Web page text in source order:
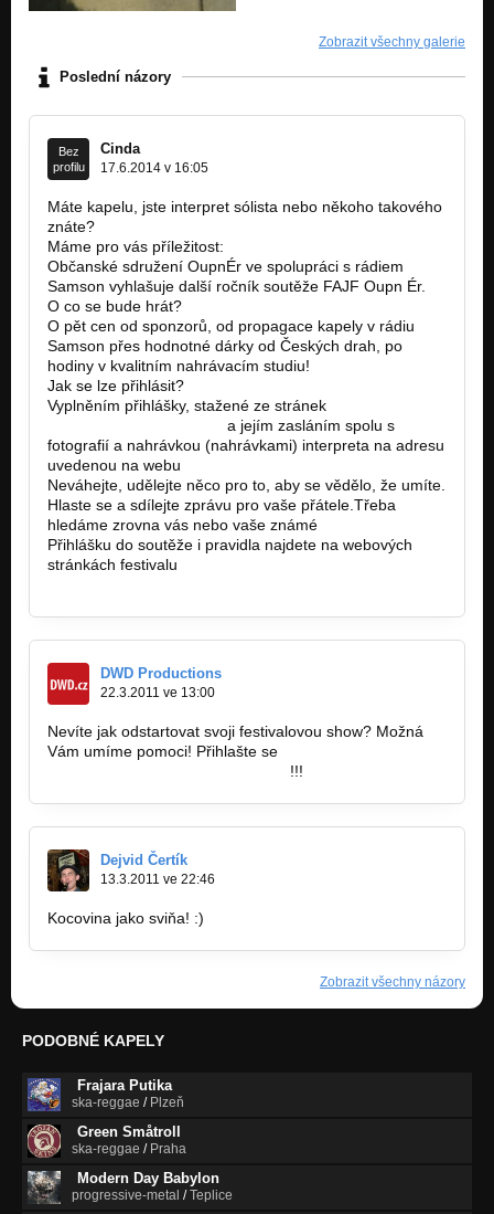
Zobrazit všechny galerie
Poslední názory
Bez
profilu
Cinda
17.6.2014 v 16:05
Máte kapelu, jste interpret sólista nebo někoho takového
znáte?
Máme pro vás příležitost:
Občanské sdružení OupnÉr ve spolupráci s rádiem
Samson vyhlašuje další ročník soutěže FAJF Oupn Ér.
O co se bude hrát?
O pět cen od sponzorů, od propagace kapely v rádiu
Samson přes hodnotné dárky od Českých drah, po
hodiny v kvalitním nahrávacím studiu!
Jak se lze přihlásit?
Vyplněním přihlášky, stažené ze stránek
a jejím zasláním spolu s
fotografií a nahrávkou (nahrávkami) interpreta na adresu
uvedenou na webu
Neváhejte, udělejte něco pro to, aby se vědělo, že umíte.
Hlaste se a sdílejte zprávu pro vaše přátele.Třeba
hledáme zrovna vás nebo vaše známé
Přihlášku do soutěže i pravidla najdete na webových
stránkách festivalu
DWD Productions
22.3.2011 ve 13:00
Nevíte jak odstartovat svoji festivalovou show? Možná
Vám umíme pomoci! Přihlašte se
!!!
Dejvid Čertík
13.3.2011 ve 22:46
Kocovina jako sviňa! :)
Zobrazit všechny názory
PODOBNÉ KAPELY
Frajara Putika
ska-reggae / Plzeň
Green Småtroll
ska-reggae / Praha
Modern Day Babylon
progressive-metal /Teplice